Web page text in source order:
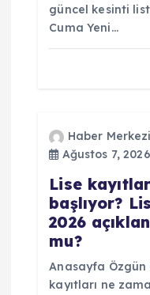
güncel kesinti
Cuma Yeni…
Haber Merkezi
Ağustos 7, 2026
Lise
başlıyor?
2026
mu?
Anasayfa Özgün
kayıtları ne